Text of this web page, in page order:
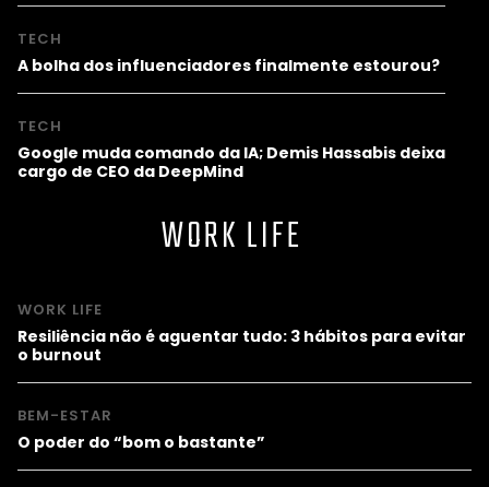
TECH
A bolha dos influenciadores finalmente estourou?
TECH
Google muda comando da IA; Demis Hassabis deixa
cargo de CEO da DeepMind
WORK LIFE
WORK LIFE
Resiliência não é aguentar tudo: 3 hábitos para evitar
o burnout
BEM-ESTAR
O poder do “bom o bastante”